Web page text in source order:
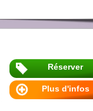
Réserver
Plus d'infos